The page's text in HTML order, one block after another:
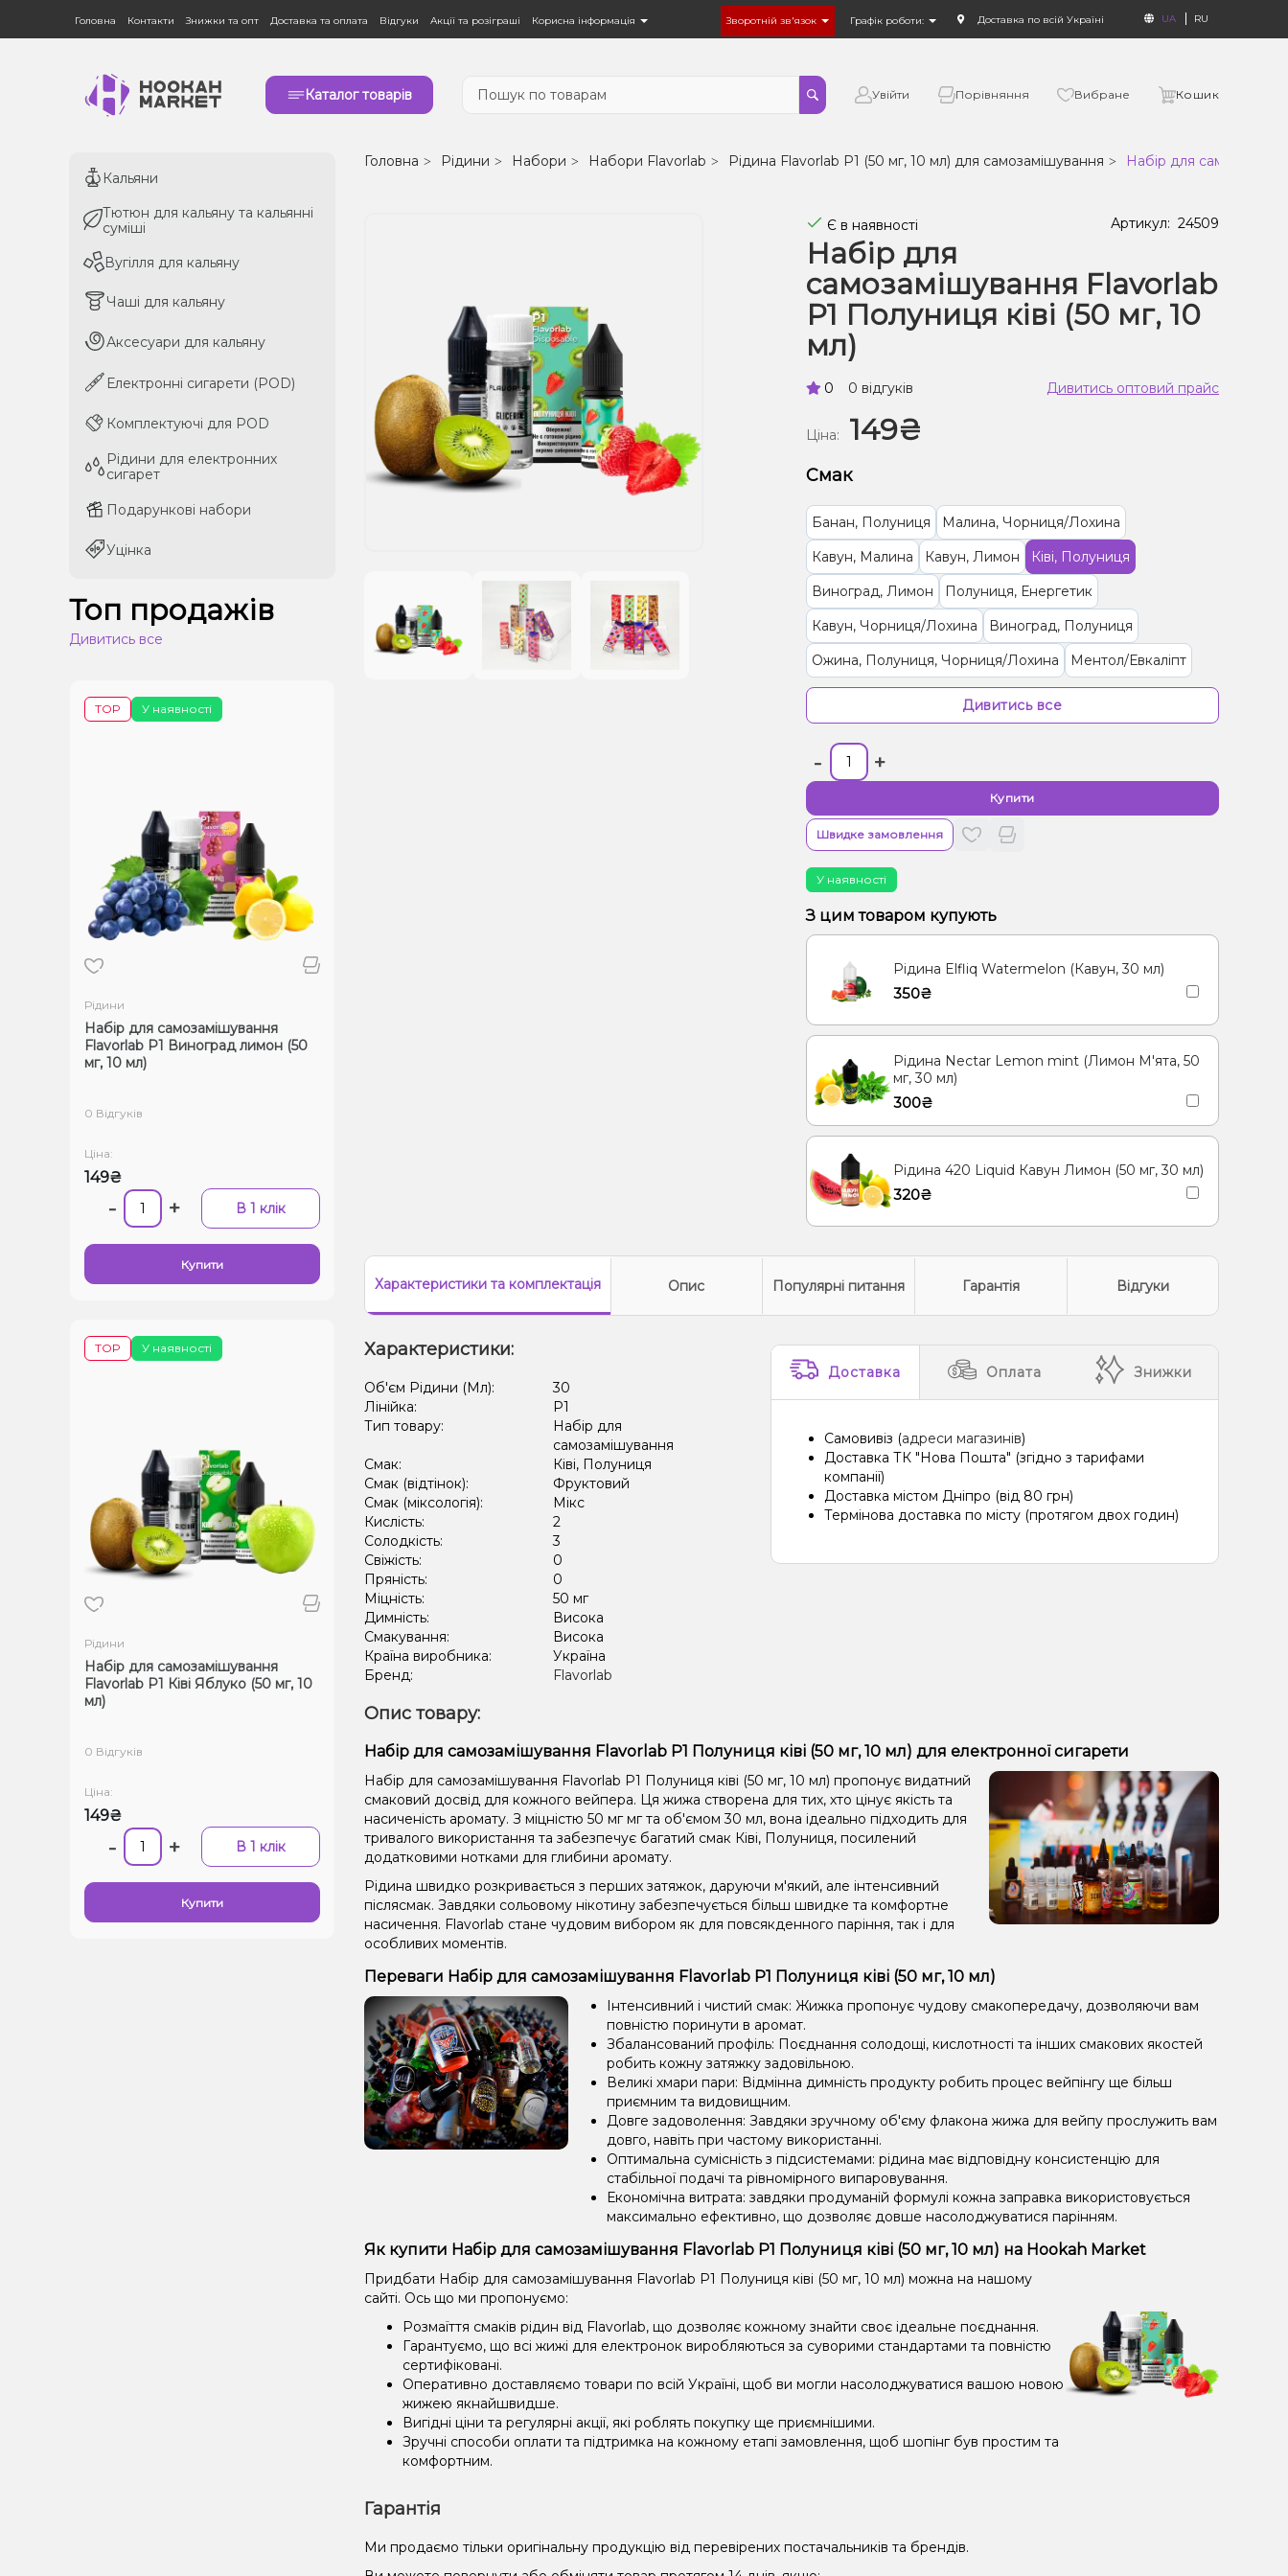
Головна Контакти Знижки та опт Доставка та оплата Відгуки Акції та розіграші Корисна інформація Зворотній зв'язок Графік роботи: Доставка по всій Україні UA RU
Каталог товарів Увійти Порівняння Вибране Кошик
Кальяни
Тютюн для кальяну та кальянні
суміші
Вугілля для кальяну
Чаші для кальяну
Аксесуари для кальяну
Електронні сигарети (POD)
Комплектуючі для POD
Рідини для електронних
сигарет
Подарункові набори
Уцінка
Кальяни
Тютюн для кальяну та кальянні
суміші
Вугілля для кальяну
Чаші для кальяну
Аксесуари для кальяну
Електронні сигарети (POD)
Комплектуючі для POD
Рідини для електронних
сигарет
Подарункові набори
Уцінка
Топ продажів
Дивитись все
У наявності
TOP
Рідини
Набір для самозамішування
Flavorlab Р1 Виноград лимон (50
мг, 10 мл)
0 Відгуків
Ціна:
149₴
- + В 1 клік
Купити
У наявності
TOP
Рідини
Набір для самозамішування
Flavorlab Р1 Ківі Яблуко (50 мг, 10
мл)
0 Відгуків
Ціна:
149₴
- + В 1 клік
Купити
Головна Рідини Набори Набори Flavorlab Рідина Flavorlab P1 (50 мг, 10 мл) для самозамішування Набір для
Є в наявності Артикул: 24509
Набір для
самозамішування Flavorlab
Р1 Полуниця ківі (50 мг, 10
мл)
0 0 відгуків Дивитись оптовий прайс
Ціна: 149₴
Смак
Банан, Полуниця
Малина, Чорниця/Лохина
Кавун, Малина
Кавун, Лимон
Ківі, Полуниця
Виноград, Лимон
Полуниця, Енергетик
Кавун, Чорниця/Лохина
Виноград, Полуниця
Ожина, Полуниця, Чорниця/Лохина
Ментол/Евкаліпт
Кавун
Кавун, Вишня/Черешня
Тютюн
Ківі, Яблуко
Горілка, Лайм Лимон, Пиво
Капучіно
Персик, Чай
Дивитись все
- +
Купити
Швидке замовлення
У наявності
З цим товаром купують
Рідина Elfliq Watermelon (Кавун, 30 мл)
350₴
Рідина Nectar Lemon mint (Лимон М'ята, 50
мг, 30 мл)
300₴
Рідина 420 Liquid Кавун Лимон (50 мг, 30 мл)
320₴
Характеристикита комплектація Опис Популярні питання Гарантія Відгуки
Характеристики:
Об'єм Рідини (Мл):
30
Лінійка:
P1
Тип товару:
Набір для
самозамішування
Смак:
Ківі, Полуниця
Смак (відтінок):
Фруктовий
Смак (міксологія):
Мікс
Кислість:
2
Солодкість:
3
Свіжість:
0
Пряність:
0
Міцність:
50 мг
Димність:
Висока
Смакування:
Висока
Країна виробника:
Україна
Бренд:
Flavorlab
Доставка Оплата Знижки
Самовивіз (адреси магазинів)
Доставка ТК "Нова Пошта" (згідно з тарифами
компанії)
Доставка містом Дніпро (від 80 грн)
Термінова доставка по місту (протягом двох годин)
Опис товару:
Набір для самозамішування Flavorlab Р1 Полуниця ківі (50 мг, 10 мл) для електронної сигарети
Набір для самозамішування Flavorlab Р1 Полуниця ківі (50 мг, 10 мл) пропонує видатний
смаковий досвід для кожного вейпера. Ця жижа створена для тих, хто цінує якість та
насиченість аромату. З міцністю 50 мг мг та об'ємом 30 мл, вона ідеально підходить для
тривалого використання та забезпечує багатий смак Ківі, Полуниця, посилений
додатковими нотками для глибини аромату.
Рідина швидко розкривається з перших затяжок, даруючи м'який, але інтенсивний
післясмак. Завдяки сольовому нікотину забезпечується більш швидке та комфортне
насичення. Flavorlab стане чудовим вибором як для повсякденного паріння, так і для
особливих моментів.
Переваги Набір для самозамішування Flavorlab Р1 Полуниця ківі (50 мг, 10 мл)
Інтенсивний і чистий смак: Жижка пропонує чудову смакопередачу, дозволяючи вам
повністю поринути в аромат.
Збалансований профіль: Поєднання солодощі, кислотності та інших смакових якостей
робить кожну затяжку задовільною.
Великі хмари пари: Відмінна димність продукту робить процес вейпінгу ще більш
приємним та видовищним.
Довге задоволення: Завдяки зручному об'єму флакона жижа для вейпу прослужить вам
довго, навіть при частому використанні.
Оптимальна сумісність з підсистемами: рідина має відповідну консистенцію для
стабільної подачі та рівномірного випаровування.
Економічна витрата: завдяки продуманій формулі кожна заправка використовується
максимально ефективно, що дозволяє довше насолоджуватися парінням.
Як купити Набір для самозамішування Flavorlab Р1 Полуниця ківі (50 мг, 10 мл) на Hookah Market
Придбати Набір для самозамішування Flavorlab Р1 Полуниця ківі (50 мг, 10 мл) можна на нашому
сайті. Ось що ми пропонуємо:
Розмаїття смаків рідин від Flavorlab, що дозволяє кожному знайти своє ідеальне поєднання.
Гарантуємо, що всі жижі для електронок виробляються за суворими стандартами та повністю
сертифіковані.
Оперативно доставляємо товари по всій Україні, щоб ви могли насолоджуватися вашою новою
жижею якнайшвидше.
Вигідні ціни та регулярні акції, які роблять покупку ще приємнішими.
Зручні способи оплати та підтримка на кожному етапі замовлення, щоб шопінг був простим та
комфортним.
Гарантія
Ми продаємо тільки оригінальну продукцію від перевірених постачальників та брендів.